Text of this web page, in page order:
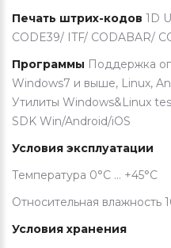
Печать штрих-кодов 1D
CODE39/ ITF/ CODABAR/
Программы Поддержка
Windows7 и выше, Linux,
Утилиты Windows&Linux
SDK Win/Android/iOS
Условия эксплуатации
Температура 0°C … +45°C
Относительная влажность
Условия хранения